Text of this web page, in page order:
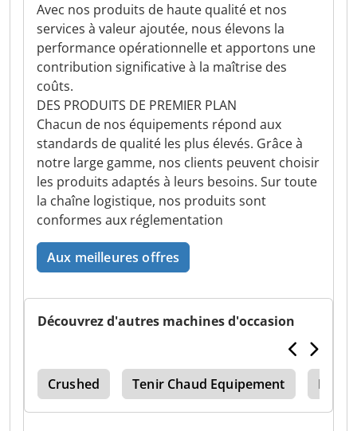
Avec nos produits de haute qualité et nos
services à valeur ajoutée, nous élevons la
performance opérationnelle et apportons une
contribution significative à la maîtrise des
coûts.
DES PRODUITS DE PREMIER PLAN
Chacun de nos équipements répond aux
standards de qualité les plus élevés. Grâce à
notre large gamme, nos clients peuvent choisir
les produits adaptés à leurs besoins. Sur toute
la chaîne logistique, nos produits sont
conformes aux réglementation
Aux meilleures offres
Découvrez d'autres machines d'occasion
Crushed Tenir Chaud Equipement